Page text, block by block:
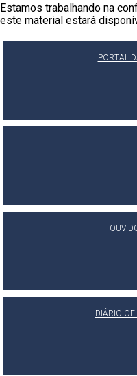
Estamos trabalhando na
este material estará
PORTAL
DIÁRIO